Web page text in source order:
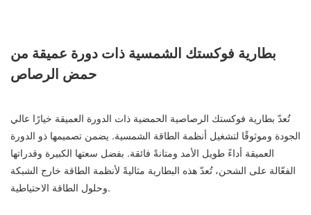
بطارية فوكستك الشمسية ذات دورة عميقة من
حمض الرصاص
تُعدّ بطارية فوكستك الرصاصية الحمضية ذات الدورة العميقة خيارًا عالي
الجودة وموثوقًا لتشغيل أنظمة الطاقة الشمسية. يضمن تصميمها ذو الدورة
العميقة أداءً طويل الأمد ومتانةً فائقة. بفضل سعتها الكبيرة وقدراتها
الفعّالة على الشحن، تُعدّ هذه البطارية مثاليةً لأنظمة الطاقة خارج الشبكة
وحلول الطاقة الاحتياطية.